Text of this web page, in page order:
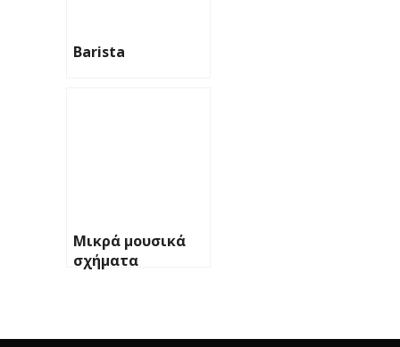
Barista
Μικρά μουσικά
σχήματα